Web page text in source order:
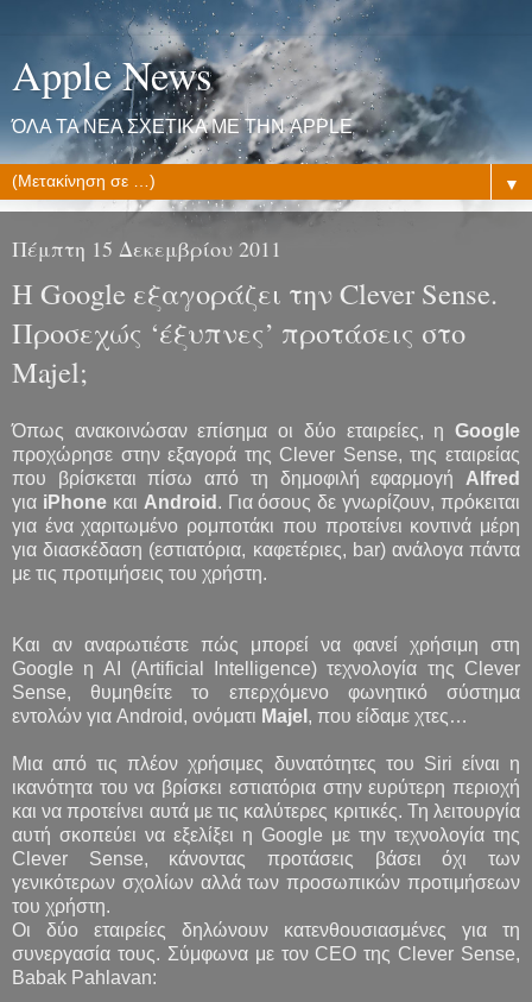
Apple News
ΌΛΑ ΤΑ ΝΕΑ ΣΧΕΤΙΚΑ ΜΕ ΤΗΝ APPLE
▼
Πέμπτη 15 Δεκεμβρίου 2011
H Google εξαγοράζει την Clever Sense.
Προσεχώς ‘έξυπνες’ προτάσεις στο
Majel;
Όπως ανακοινώσαν επίσημα οι δύο εταιρείες, η Google
προχώρησε στην εξαγορά της Clever Sense, της εταιρείας
που βρίσκεται πίσω από τη δημοφιλή εφαρμογή Alfred
για iPhoneκαι Android . Για όσους δε γνωρίζουν, πρόκειται
για ένα χαριτωμένο ρομποτάκι που προτείνει κοντινά μέρη
για διασκέδαση (εστιατόρια, καφετέριες, bar) ανάλογα πάντα
με τις προτιμήσεις του χρήστη.
Και αν αναρωτιέστε πώς μπορεί να φανεί χρήσιμη στη
Google η ΑΙ (Artificial Intelligence) τεχνολογία της Clever
Sense, θυμηθείτε το επερχόμενο φωνητικό σύστημα
εντολών για Android, ονόματι Majel , που είδαμε χτες…
Μια από τις πλέον χρήσιμες δυνατότητες του Siri είναι η
ικανότητα του να βρίσκει εστιατόρια στην ευρύτερη περιοχή
και να προτείνει αυτά με τις καλύτερες κριτικές. Τη λειτουργία
αυτή σκοπεύει να εξελίξει η Google με την τεχνολογία της
Clever Sense, κάνοντας προτάσεις βάσει όχι των
γενικότερων σχολίων αλλά των προσωπικών προτιμήσεων
του χρήστη.
Οι δύο εταιρείες δηλώνουν κατενθουσιασμένες για τη
συνεργασία τους. Σύμφωνα με τον CEO της Clever Sense,
Babak Pahlavan: